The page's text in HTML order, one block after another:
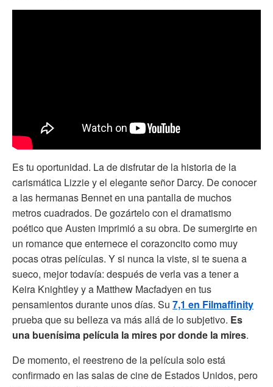
Es tu oportunidad. La de disfrutar de la historia de la
carismática Lizzie y el elegante señor Darcy. De conocer
a las hermanas Bennet en una pantalla de muchos
metros cuadrados. De gozártelo con el dramatismo
poético que Austen imprimió a su obra. De sumergirte en
un romance que enternece el corazoncito como muy
pocas otras películas. Y si nunca la viste, si te suena a
sueco, mejor todavía: después de verla vas a tener a
Keira Knightley y a Matthew Macfadyen en tus
pensamientos durante unos días. Su 7,1 en Filmaffinity
prueba que su belleza va más allá de lo subjetivo. Es
una buenísima película la mires por donde la mires.
De momento, el reestreno de la película solo está
confirmado en las salas de cine de Estados Unidos, pero